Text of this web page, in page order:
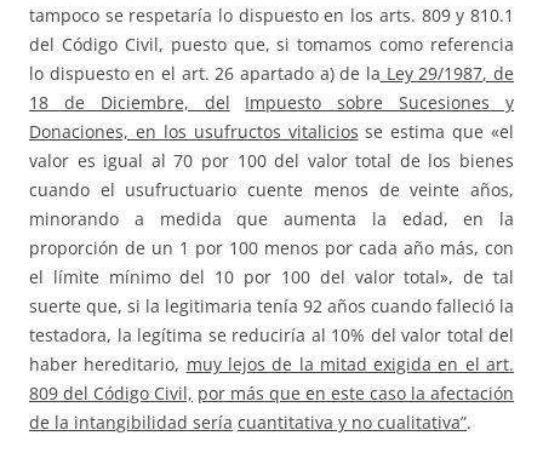
tampoco se respetaría lo dispuesto en los arts. 809 y 810.1
del Código Civil, puesto que, si tomamos como referencia
lo dispuesto en el art. 26 apartado a) de la Ley 29/1987, de
18 de Diciembre, del
Impuesto sobre Sucesiones y
Donaciones, en los usufructos vitalicios se estima que «el
valor es igual al 70 por 100 del valor total de los bienes
cuando el usufructuario cuente menos de veinte años,
minorando a medida que aumenta la edad, en la
proporción de un 1 por 100 menos por cada año más, con
el límite mínimo del 10 por 100 del valor total», de tal
suerte que, si la legitimaria tenía 92 años cuando falleció la
testadora, la legítima se reduciría al 10% del valor total del
haber hereditario, muy lejos de la mitad exigida en el art.
809 del Código Civil, por más que en este caso la afectación
de la intangibilidad sería cuantitativa y no cualitativa”.